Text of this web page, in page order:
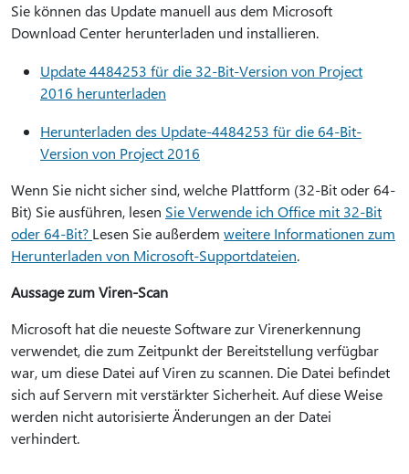
Sie können das Update manuell aus dem Microsoft
Download Center herunterladen und installieren.
Update 4484253 für die 32-Bit-Version von Project
2016 herunterladen
Herunterladen des Update-4484253 für die 64-Bit-
Version von Project 2016
Wenn Sie nicht sicher sind, welche Plattform (32-Bit oder 64-
Bit) Sie ausführen, lesen Sie Verwende ich Office mit 32-Bit
oder 64-Bit? Lesen Sie außerdem weitere Informationen zum
Herunterladen von Microsoft-Supportdateien.
Aussage zum Viren-Scan
Microsoft hat die neueste Software zur Virenerkennung
verwendet, die zum Zeitpunkt der Bereitstellung verfügbar
war, um diese Datei auf Viren zu scannen. Die Datei befindet
sich auf Servern mit verstärkter Sicherheit. Auf diese Weise
werden nicht autorisierte Änderungen an der Datei
verhindert.